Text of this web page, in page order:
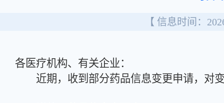
【 信息时间：
各医疗机构、有关企业：
近期，收到部分药品信息变更申请，对